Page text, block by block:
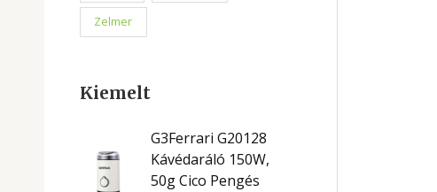
Zelmer
Kiemelt
G3Ferrari G20128
Kávédaráló 150W,
50g Cico Pengés